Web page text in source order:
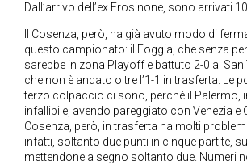
Dall’arrivo dell’ex Frosinone, sono arrivati
Il Cosenza, però, ha già avuto modo di
questo campionato: il Foggia, che senza
sarebbe in zona Playoff e battuto 2-0 al San
che non è andato oltre l’1-1 in trasferta. Le
terzo colpaccio ci sono, perché il Palermo,
infallibile, avendo pareggiato con Venezia e
Cosenza, però, in trasferta ha molti
infatti, soltanto due punti in cinque partite,
mettendone a segno soltanto due. Numeri